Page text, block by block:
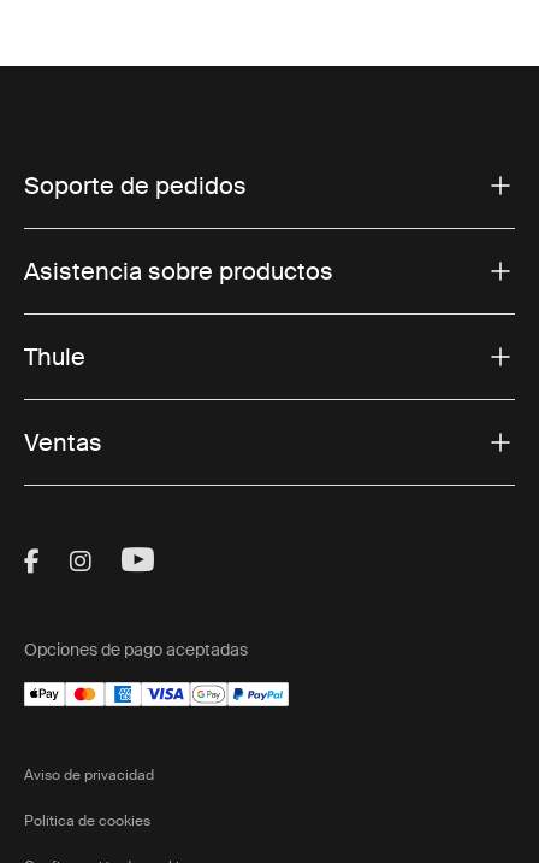
Soporte de pedidos
Asistencia sobre productos
Thule
Ventas
Visit Thule on Facebook (external link)
Visit Thule on Instagram (external link)
Visit Thule on Youtube (external
Opciones de pago aceptadas
Aviso de privacidad
Política de cookies